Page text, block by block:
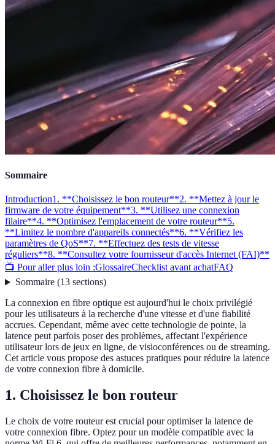
Sommaire
Introduction1. **Choisissez le bon routeur**2. **Mettez à jour le
firmware de votre équipement**3. **Utilisez une connexion
filaire**4. **Optimisez l'emplacement de votre routeur**5.
**Limitez le nombre d'appareils connectés**6. **Vérifiez les
paramètres de QoS**7. **Effectuez des tests de vitesse
réguliers**8. **Consultez votre fournisseur d'accès Internet (FAI)**
📺 Pour aller plus loin :GlossaireChecklist avant achatFAQ
Sommaire(13 sections)
La connexion en fibre optique est aujourd'hui le choix privilégié
pour les utilisateurs à la recherche d'une vitesse et d'une fiabilité
accrues. Cependant, même avec cette technologie de pointe, la
latence peut parfois poser des problèmes, affectant l'expérience
utilisateur lors de jeux en ligne, de visioconférences ou de streaming.
Cet article vous propose des astuces pratiques pour réduire la latence
de votre connexion fibre à domicile.
1. Choisissez le bon routeur
Le choix de votre routeur est crucial pour optimiser la latence de
votre connexion fibre. Optez pour un modèle compatible avec la